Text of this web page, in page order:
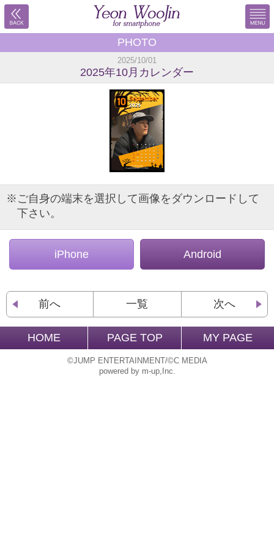
PHOTO
2025/10/01
2025年10月カレンダー
※ご自身の端末を選択して画像をダウンロードして
下さい。
iPhone Android
前へ 一覧 次へ
HOME PAGE TOP MY PAGE
©JUMP ENTERTAINMENT/©C MEDIA
powered by m-up,Inc.